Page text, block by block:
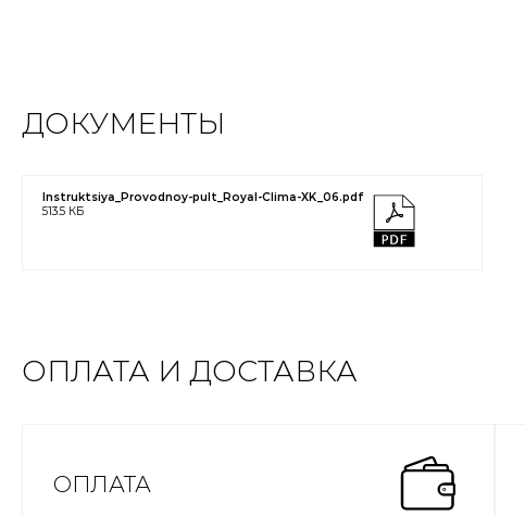
ДОКУМЕНТЫ
Instruktsiya_Provodnoy-pult_Royal-Clima-XK_06.pdf
513.5 КБ
ОПЛАТА И ДОСТАВКА
ОПЛАТА